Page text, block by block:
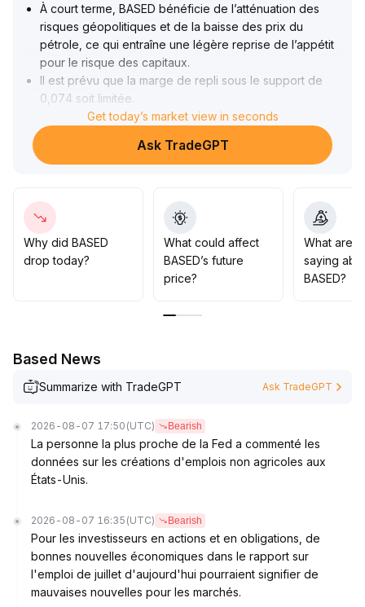
À court terme, BASED bénéficie de l’atténuation des
risques géopolitiques et de la baisse des prix du
pétrole, ce qui entraîne une légère reprise de l’appétit
pour le risque des capitaux.
Il est prévu que la marge de repli sous le support de
0,074 soit limitée
Si la résistance de 0,078 est franchie, un test du niveau
de 0,081 est possible
Cependant, à moyen et long terme, la contraction de la
Si la consolidation latérale n’entraîne pas de reprise
effective, une pression baissière subsiste
Il est recommandé d’adopter une allocation défensive
et de surveiller l’efficacité des niveaux de support ainsi
que l’évolution des volumes.
Get today’s market view in seconds
Ask TradeGPT
Why did BASED
drop today?
What could affect
BASED’s future
price?
What are
saying
BASED?
Based News
Summarize with TradeGPT Ask TradeGPT
2026-08-07 17:50 (UTC) Bearish
La personne la plus proche de la Fed a commenté les
données sur les créations d'emplois non agricoles aux
États-Unis.
2026-08-07 16:35 (UTC) Bearish
Pour les investisseurs en actions et en obligations, de
bonnes nouvelles économiques dans le rapport sur
l'emploi de juillet d'aujourd'hui pourraient signifier de
mauvaises nouvelles pour les marchés.